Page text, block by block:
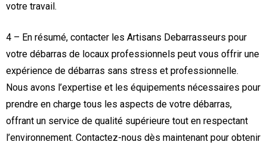
votre travail.
4 – En résumé, contacter les Artisans Debarrasseurs pour
votre débarras de locaux professionnels peut vous offrir une
expérience de débarras sans stress et professionnelle.
Nous avons l’expertise et les équipements nécessaires pour
prendre en charge tous les aspects de votre débarras,
offrant un service de qualité supérieure tout en respectant
l’environnement. Contactez-nous dès maintenant pour obtenir